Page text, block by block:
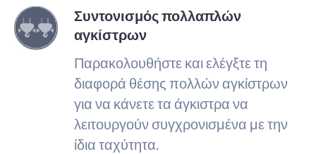
Συντονισμός πολλαπλών
αγκίστρων
Παρακολουθήστε και ελέγξτε τη
διαφορά θέσης πολλών αγκίστρων
για να κάνετε τα άγκιστρα να
λειτουργούν συγχρονισμένα με την
ίδια ταχύτητα.